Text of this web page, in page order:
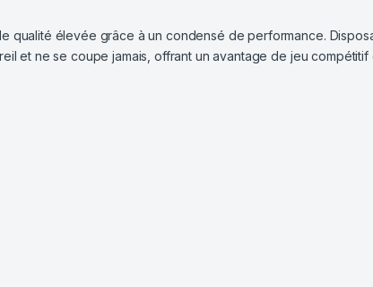
qualité élevée grâce à un condensé de performance.
et ne se coupe jamais, offrant un avantage de jeu compétitif